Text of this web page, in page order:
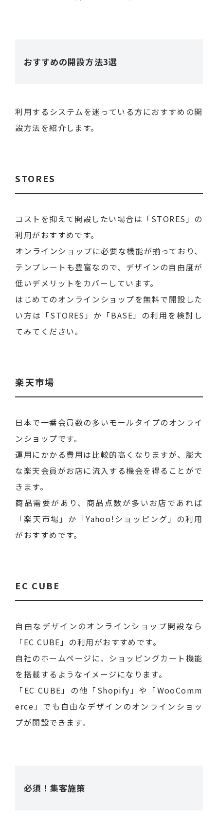
おすすめの開設方法3選
利用するシステムを迷っている方におすすめの開
設方法を紹介します。
STORES
コストを抑えて開設したい場合は「STORES」の
利用がおすすめです。
オンラインショップに必要な機能が揃っており、
テンプレートも豊富なので、デザインの自由度が
低いデメリットをカバーしています。
はじめてのオンラインショップを無料で開設した
い方は「STORES」か「BASE」の利用を検討し
てみてください。
楽天市場
日本で一番会員数の多いモールタイプのオンライ
ンショップです。
運用にかかる費用は比較的高くなりますが、膨大
な楽天会員がお店に流入する機会を得ることがで
きます。
商品需要があり、商品点数が多いお店であれば
「楽天市場」か「Yahoo!ショッピング」の利用
がおすすめです。
EC CUBE
自由なデザインのオンラインショップ開設なら
「EC CUBE」の利用がおすすめです。
自社のホームページに、ショッピングカート機能
を搭載するようなイメージになります。
「EC CUBE」の他「Shopify」や「WooComm
erce」でも自由なデザインのオンラインショッ
プが開設できます。
必須！集客施策